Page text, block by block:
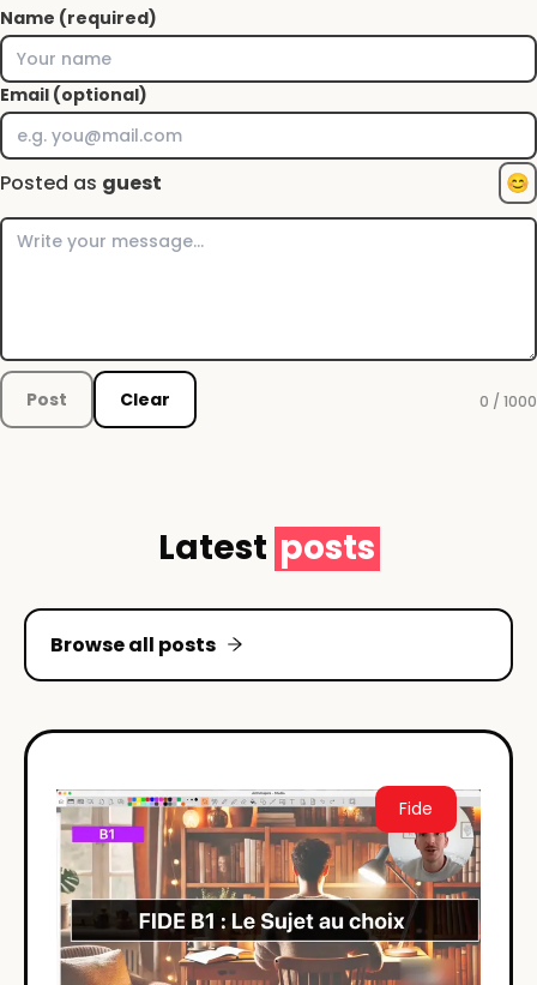
Name (required)
Email (optional)
Posted as guest 😊
Post Clear 0 / 1000
Latest posts
Browse all posts
Fide